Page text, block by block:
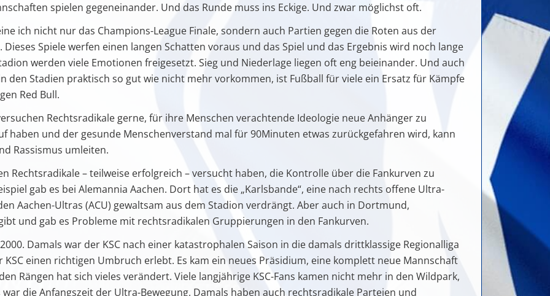
spielen gegeneinander. Und das Runde muss ins Eckige. Und zwar möglichst oft.
ich nicht nur das Champions-League Finale, sondern auch Partien gegen die Roten aus der
Dieses Spiele werfen einen langen Schatten voraus und das Spiel und das Ergebnis wird noch lange
werden viele Emotionen freigesetzt. Sieg und Niederlage liegen oft eng beieinander. Und auch
den Stadien praktisch so gut wie nicht mehr vorkommen, ist Fußball für viele ein Ersatz für Kämpfe
Red Bull.
Rechtsradikale gerne, für ihre Menschen verachtende Ideologie neue Anhänger zu
haben und der gesunde Menschenverstand mal für 90Minuten etwas zurückgefahren wird, kann
Rassismus umleiten.
Rechtsradikale – teilweise erfolgreich – versucht haben, die Kontrolle über die Fankurven zu
gab es bei Alemannia Aachen. Dort hat es die „Karlsbande“, eine nach rechts offene Ultra-
Aachen-Ultras (ACU) gewaltsam aus dem Stadion verdrängt. Aber auch in Dortmund,
und gab es Probleme mit rechtsradikalen Gruppierungen in den Fankurven.
Damals war der KSC nach einer katastrophalen Saison in die damals drittklassige Regionalliga
einen richtigen Umbruch erlebt. Es kam ein neues Präsidium, eine komplett neue Mannschaft
Rängen hat sich vieles verändert. Viele langjährige KSC-Fans kamen nicht mehr in den Wildpark,
die Anfangszeit der Ultra-Bewegung. Damals haben auch rechtsradikale Parteien und